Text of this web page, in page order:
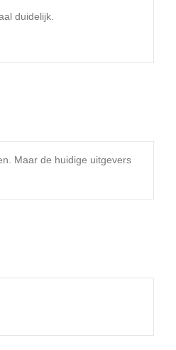
duidelijk.
Maar de huidige uitgevers